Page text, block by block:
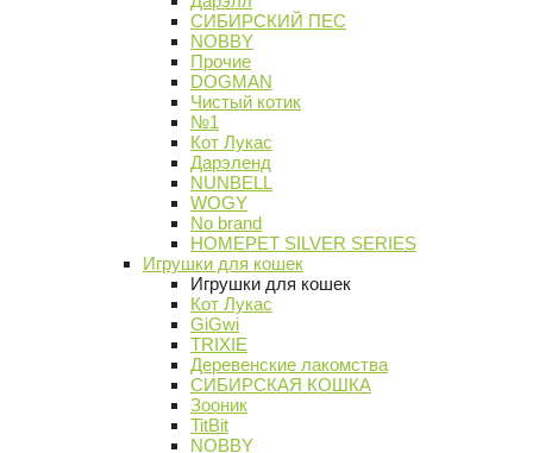
СИБИРСКИЙ ПЕС
NOBBY
Прочие
DOGMAN
Чистый котик
№1
Кот Лукас
Дарэленд
NUNBELL
WOGY
No brand
HOMEPET SILVER SERIES
Игрушки для кошек
Игрушки для кошек
Кот Лукас
GiGwi
TRIXIE
Деревенские лакомства
СИБИРСКАЯ КОШКА
Зооник
TitBit
NOBBY